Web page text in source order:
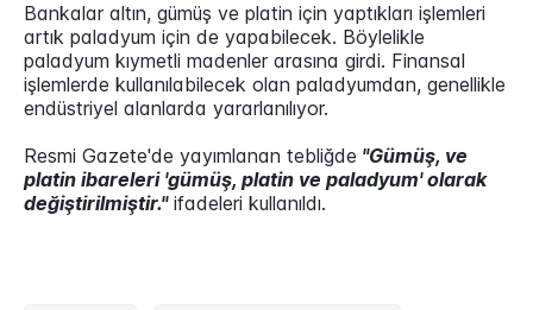
Bankalar altın, gümüş ve platin için yaptıkları işlemleri
artık paladyum için de yapabilecek. Böylelikle
paladyum kıymetli madenler arasına girdi. Finansal
işlemlerde kullanılabilecek olan paladyumdan, genellikle
endüstriyel alanlarda yararlanılıyor.
Resmi Gazete'de yayımlanan tebliğde "Gümüş, ve
platin ibareleri 'gümüş, platin ve paladyum' olarak
değiştirilmiştir."ifadeleri kullanıldı.